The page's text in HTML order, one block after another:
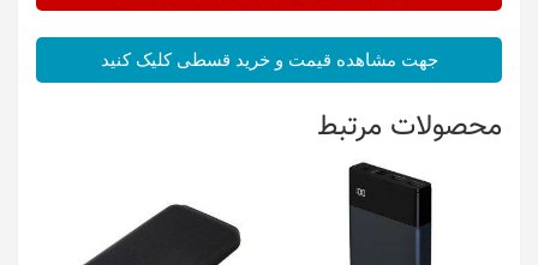
جهت مشاهده قیمت و خرید قسطی کلیک کنید
محصولات مرتبط